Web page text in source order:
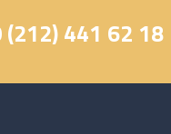
(212) 441 62 18